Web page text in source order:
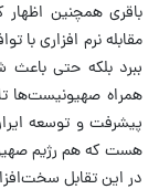
باقری همچنین اظهار
مقابله نرم افزاری با
ببرد بلکه حتی باعث
همراه صهیونیست‌ها
پیشرفت و توسعه
هست که هم رژیم
در این تقابل